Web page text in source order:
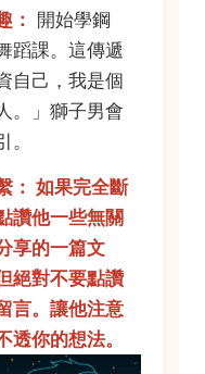
：
開始學鋼
蹈課。這傳遞
自己，我是個
。」獅子男會
： 如果完全斷
讚他一些無關
享的一篇文
絕對不要點讚
言。讓他注意
透你的想法。